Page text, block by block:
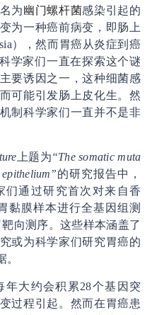
为幽门螺杆菌感染引起的
为一种癌前病变，即肠上
），然而胃癌从炎症到癌
学家们一直在探索这个谜
要诱因之一，这种细菌感
可能引发肠上皮化生。然
制科学家们一直并不是非
上题为“The somatic muta
的研究报告中，
们通过研究首次对来自香
黏膜样本进行全基因组测
向测序。这些样本涵盖了
或为科学家们研究胃癌的
大约会积累28个基因突
过程引起。然而在胃癌患